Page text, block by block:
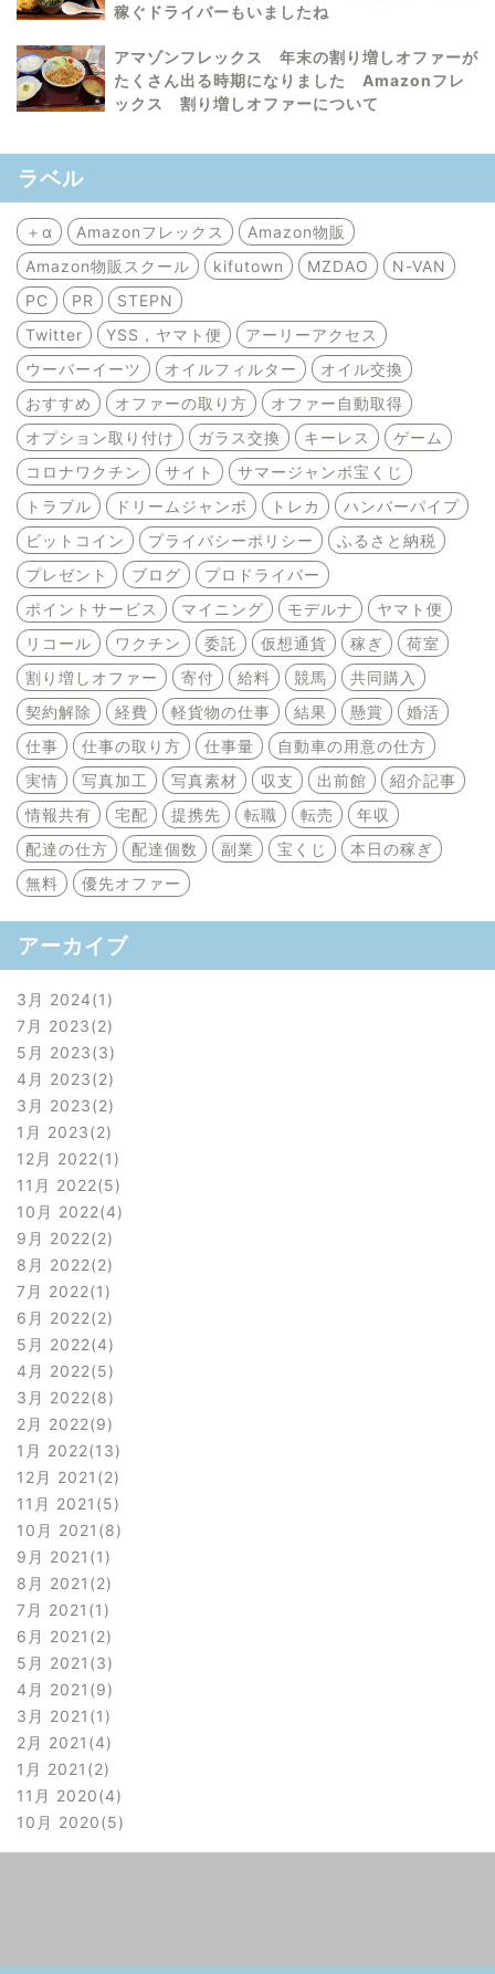
稼ぐドライバーもいましたね
アマゾンフレックス 年末の割り増しオファーが
たくさん出る時期になりました Amazonフレ
ックス 割り増しオファーについて
ラベル
＋α Amazonフレックス
Amazon物販
Amazon物販スクール
kifutown MZDAO
N-VAN
PC
PR
STEPN
Twitter
YSS，ヤマト便
アーリーアクセス
ウーバーイーツ
オイルフィルター
オイル交換
おすすめ
オファーの取り方
オファー自動取得
オプション取り付け
ガラス交換 キーレス
ゲーム
コロナワクチン
サイト
サマージャンボ宝くじ
トラブル
ドリームジャンボ トレカ
ハンバーパイプ
ビットコイン
プライバシーポリシー
ふるさと納税
プレゼント
ブログ
プロドライバー
ポイントサービス
マイニング モデルナ
ヤマト便
リコール
ワクチン 委託 仮想通貨 稼ぎ
荷室
割り増しオファー
寄付 給料 競馬
共同購入
契約解除
経費 軽貨物の仕事 結果 懸賞
婚活
仕事
仕事の取り方 仕事量
自動車の用意の仕方
実情
写真加工 写真素材 収支 出前館
紹介記事
情報共有
宅配 提携先 転職 転売
年収
配達の仕方
配達個数 副業 宝くじ
本日の稼ぎ
無料
優先オファー
アーカイブ
3月 2024 1
7月 2023 2
5月 2023 3
4月 2023 2
3月 2023 2
1月 2023 2
12月 2022 1
11月 2022 5
10月 2022 4
9月 2022 2
8月 2022 2
7月 2022 1
6月 2022 2
5月 2022 4
4月 2022 5
3月 2022 8
2月 2022 9
1月 2022 13
12月 2021 2
11月 2021 5
10月 2021 8
9月 2021 1
8月 2021 2
7月 2021 1
6月 2021 2
5月 2021 3
4月 2021 9
3月 2021 1
2月 2021 4
1月 2021 2
11月 2020 4
10月 2020 5